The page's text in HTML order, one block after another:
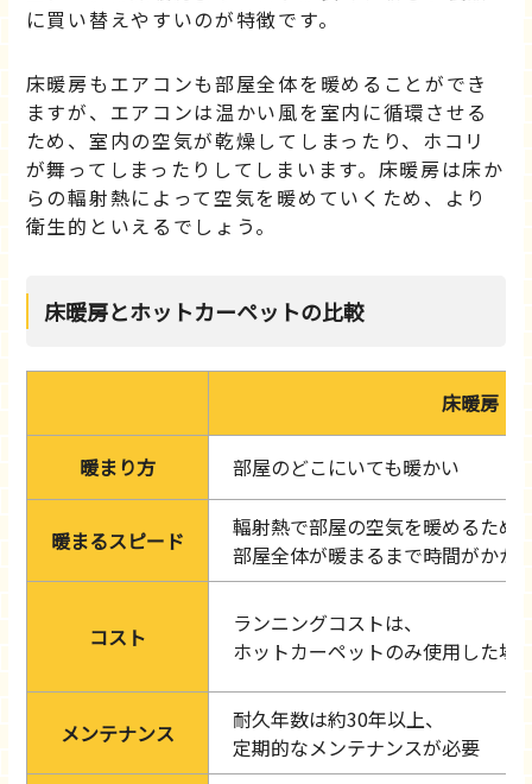
に買い替えやすいのが特徴です。
床暖房もエアコンも部屋全体を暖めることができ
ますが、エアコンは温かい風を室内に循環させる
ため、室内の空気が乾燥してしまったり、ホコリ
が舞ってしまったりしてしまいます。床暖房は床か
らの輻射熱によって空気を暖めていくため、より
衛生的といえるでしょう。
床暖房とホットカーペットの比較
床暖房
暖まり方 部屋のどこにいても暖かい
暖まるスピード
輻射熱で部屋の空気を暖めるため
部屋全体が暖まるまで時間がかか
コスト
ランニングコストは、
ホットカーペットのみ使用した場
メンテナンス
耐久年数は約30年以上、
定期的なメンテナンスが必要